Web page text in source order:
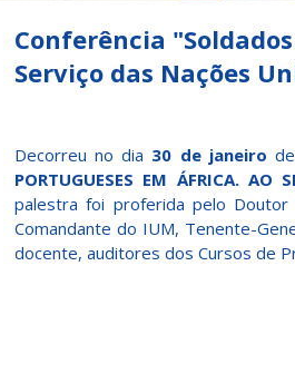
Conferência
Serviço das Nações
Decorreu no dia 30 de janeiro
PORTUGUESES EM ÁFRICA. AO
palestra foi proferida pelo
Comandante do IUM, Tenente-
docente, auditores dos Cursos de